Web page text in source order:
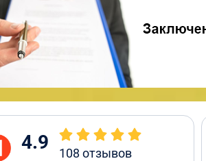
4.9 108 отзывов